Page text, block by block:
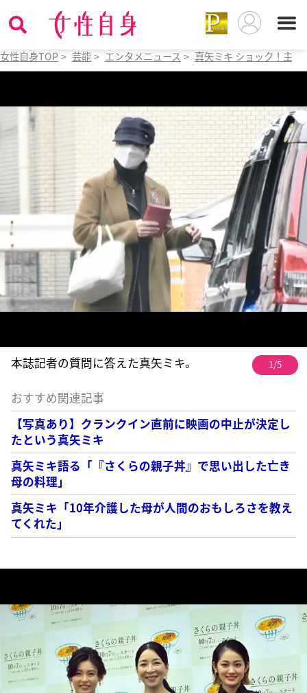
女性自身TOP > 芸能 > エンタメニュース > 真矢ミキ ショック！主
本誌記者の質問に答えた真矢ミキ。 1/5
おすすめ関連記事
【写真あり】クランクイン直前に映画の中止が決定し
たという真矢ミキ
真矢ミキ語る「『さくらの親子丼』で思い出した亡き
母の料理」
真矢ミキ「10年介護した母が人間のおもしろさを教え
てくれた」